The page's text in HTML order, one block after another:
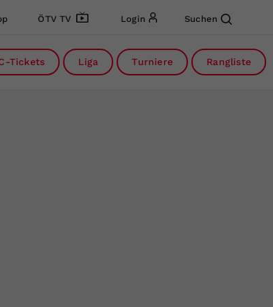
ÖTV TV Login Suchen
Tickets Liga Turniere Rangliste